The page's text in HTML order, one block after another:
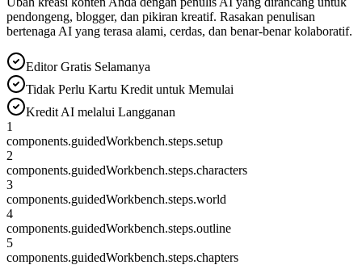
pendongeng, blogger, dan pikiran kreatif. Rasakan penulisan
bertenaga AI yang terasa alami, cerdas, dan benar-benar kolaboratif.
Editor Gratis Selamanya
Tidak Perlu Kartu Kredit untuk Memulai
Kredit AI melalui Langganan
1
components.guidedWorkbench.steps.setup
2
components.guidedWorkbench.steps.characters
3
components.guidedWorkbench.steps.world
4
components.guidedWorkbench.steps.outline
5
components.guidedWorkbench.steps.chapters